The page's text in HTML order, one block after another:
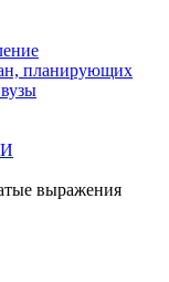
планирующих
выражения